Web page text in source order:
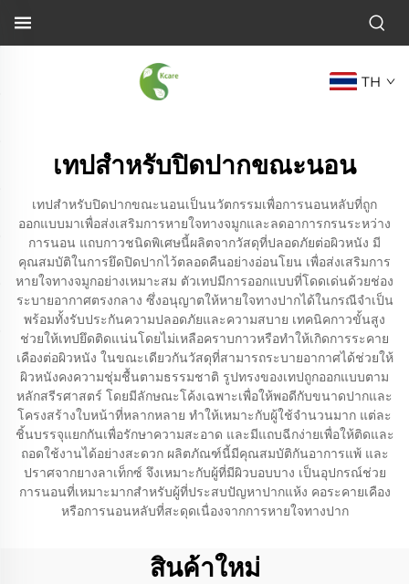
TH
เทปสำหรับปิดปากขณะนอน
เทปสำหรับปิดปากขณะนอนเป็นนวัตกรรมเพื่อการนอนหลับที่ถูก
ออกแบบมาเพื่อส่งเสริมการหายใจทางจมูกและลดอาการกรนระหว่าง
การนอน แถบกาวชนิดพิเศษนี้ผลิตจากวัสดุที่ปลอดภัยต่อผิวหนัง มี
คุณสมบัติในการยึดปิดปากไว้ตลอดคืนอย่างอ่อนโยน เพื่อส่งเสริมการ
หายใจทางจมูกอย่างเหมาะสม ตัวเทปมีการออกแบบที่โดดเด่นด้วยช่อง
ระบายอากาศตรงกลาง ซึ่งอนุญาตให้หายใจทางปากได้ในกรณีจำเป็น
พร้อมทั้งรับประกันความปลอดภัยและความสบาย เทคนิคกาวขั้นสูง
ช่วยให้เทปยึดติดแน่นโดยไม่เหลือคราบกาวหรือทำให้เกิดการระคาย
เคืองต่อผิวหนัง ในขณะเดียวกันวัสดุที่สามารถระบายอากาศได้ช่วยให้
ผิวหนังคงความชุ่มชื้นตามธรรมชาติ รูปทรงของเทปถูกออกแบบตาม
หลักสรีรศาสตร์ โดยมีลักษณะโค้งเฉพาะเพื่อให้พอดีกับขนาดปากและ
โครงสร้างใบหน้าที่หลากหลาย ทำให้เหมาะกับผู้ใช้จำนวนมาก แต่ละ
ชิ้นบรรจุแยกกันเพื่อรักษาความสะอาด และมีแถบฉีกง่ายเพื่อให้ติดและ
ถอดใช้งานได้อย่างสะดวก ผลิตภัณฑ์นี้มีคุณสมบัติกันอาการแพ้ และ
ปราศจากยางลาเท็กซ์ จึงเหมาะกับผู้ที่มีผิวบอบบาง เป็นอุปกรณ์ช่วย
การนอนที่เหมาะมากสำหรับผู้ที่ประสบปัญหาปากแห้ง คอระคายเคือง
หรือการนอนหลับที่สะดุดเนื่องจากการหายใจทางปาก
สินค้าใหม่